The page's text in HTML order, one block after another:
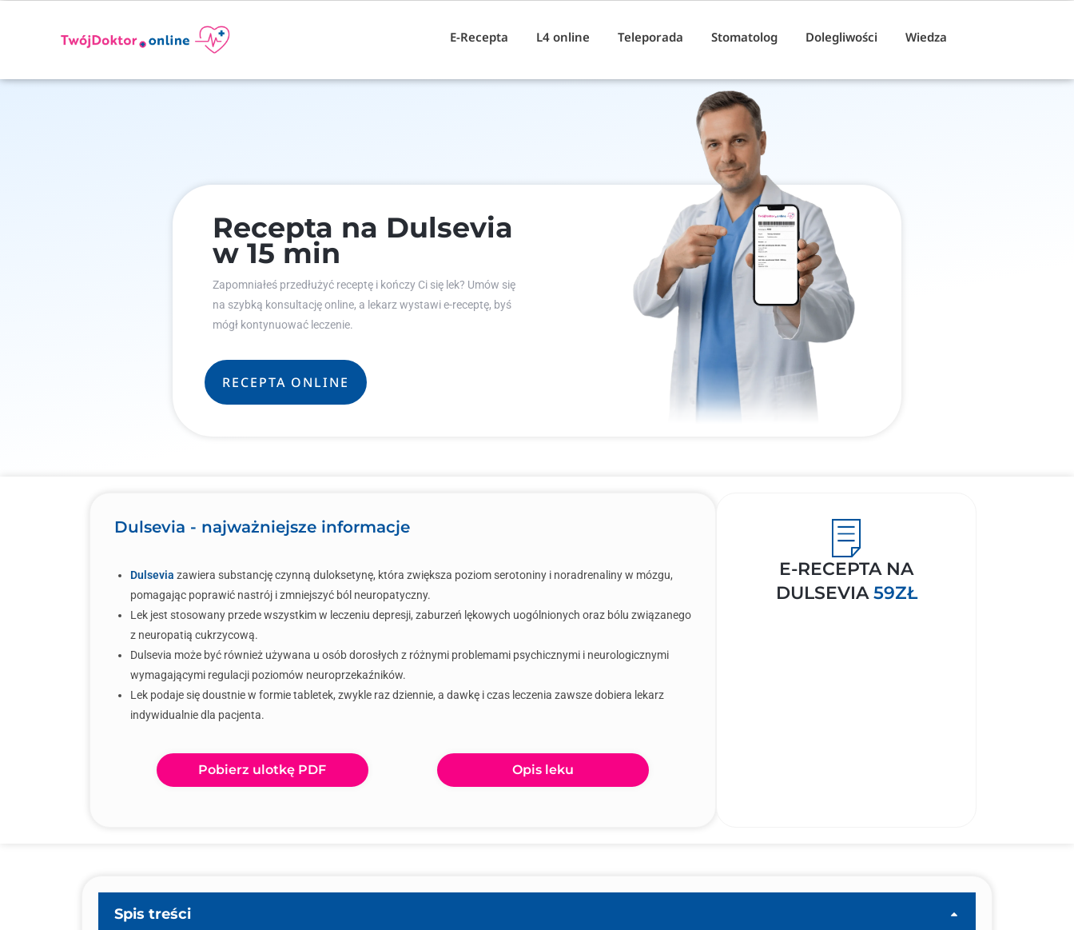
E-Recepta L4 online Teleporada Stomatolog Dolegliwości Wiedza
Recepta na Dulsevia
w 15 min
Zapomniałeś przedłużyć receptę i kończy Ci się lek? Umów się
na szybką konsultację online, a lekarz wystawi e-receptę, byś
mógł kontynuować leczenie.
RECEPTA ONLINE
Dulsevia - najważniejsze informacje
Dulsevia zawiera substancję czynną duloksetynę, która zwiększa poziom serotoniny i noradrenaliny w mózgu,
pomagając poprawić nastrój i zmniejszyć ból neuropatyczny.
Lek jest stosowany przede wszystkim w leczeniu depresji, zaburzeń lękowych uogólnionych oraz bólu związanego
z neuropatią cukrzycową.
Dulsevia może być również używana u osób dorosłych z różnymi problemami psychicznymi i neurologicznymi
wymagającymi regulacji poziomów neuroprzekaźników.
Lek podaje się doustnie w formie tabletek, zwykle raz dziennie, a dawkę i czas leczenia zawsze dobiera lekarz
indywidualnie dla pacjenta.
Pobierz ulotkę PDF Opis leku
E-RECEPTA NA
DULSEVIA59ZŁ
Spis treści